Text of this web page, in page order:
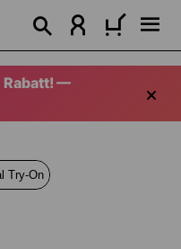
Rabatt! —
Try-On